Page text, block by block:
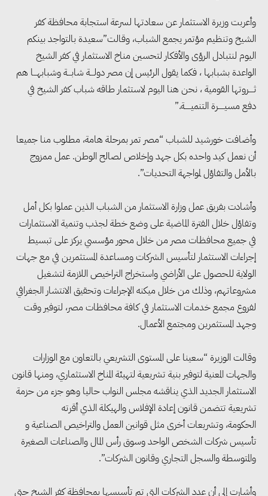
وأعربت وزيرة الاستثمار عن سعادتها لسرعة استجابة محافظة كفر
الشيخ وتنظيم مؤتمر يجمع الشباب، وقالت”سعيدة بالتواجد بينكم
اليوم لنتبادل الرؤى والأفكار لتحسين مناخ الاستثمار في كفر الشيخ
الواعدة بشبابها ، فكما يقول الرئيس إن مصر دولـــة شابـــة وشبابهـــا هم
ثــــروتها القومية ، نحن هنا اليوم لاستثمار طاقه شباب كفر الشيخ في
دفع مسيـــــرة التنميـــــة.”
وأضافت خورشيد للشباب “مصر تمر بمرحلة هامة، مطلوب منا جميعا
أن نعمل كيد واحده بكل جهد وإخلاص لصالح الوطن. عمل ممزوج
بالأمل والتفاؤل لمواجهة التحديات”.
وأشادت بفريق عمل وزارة الاستثمار من الشباب الذين عملوا بكل أمل
وتفاؤل خلال الفترة الماضية على وضع خطة لجذب وتنمية الاستثمارات
في جميع محافظات مصر من خلال محور مؤسسي يركز على تبسيط
إجراءات الاستثمار لتأسيس الشركات ومساعدة المستثمرين في مع جهات
الولاية للحصول على الأراضي واستخراج التراخيص اللازمة لتشغيل
مشروعاتهم، وذلك من خلال ميكنه الإجراءات وتحقيق الانتشار الجغرافي
لفروع مجمع خدمات الاستثمار في كافة محافظات مصر، لتوفير وقت
وجهد المستثمرين ومجتمع الأعمال.
وقالت الوزيرة “سعينا على المستوى التشريعي بالتعاون مع الوزارات
والجهات المعنية لتوفير بنية تشريعية لتهيئة المناخ الاستثماري، ومنها قانون
الاستثمار الجديد الذي يناقشه مجلس النواب حاليا وهو جزء من حزمة
تشريعية تتضمن قانون إعادة الإفلاس والهيكلة الذي أقرته
الحكومة، وتشريعات أخرى مثل قوانين العمل والتراخيص الصناعية و
تأسيس شركات الشخص الواحد وسوق رأس المال والصناعات الصغيرة
والمتوسطة والسجل التجاري وقانون الشركات”.
وأشارت إلى أن عدد الشركات التي تم تأسيسها بمحافظة كفر الشيخ حتي